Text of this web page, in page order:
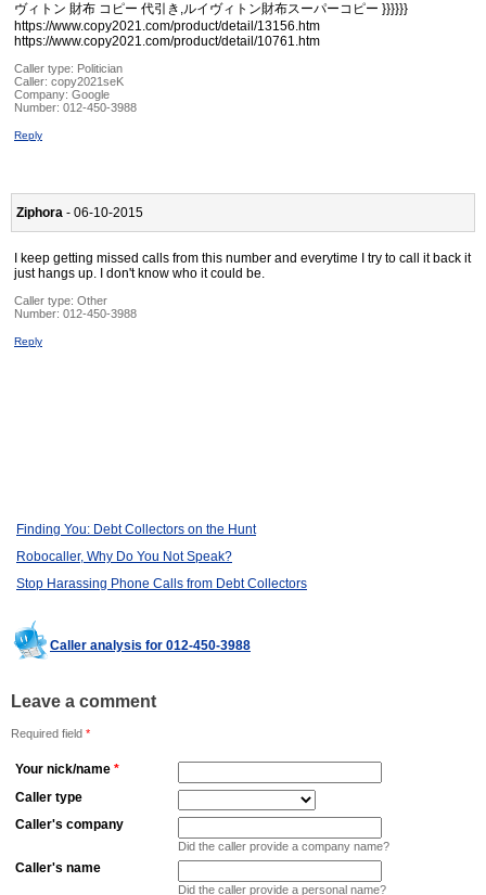
ヴィトン 財布 コピー 代引き,ルイヴィトン財布スーパーコピー }}}}}}
https://www.copy2021.com/product/detail/13156.htm
https://www.copy2021.com/product/detail/10761.htm
Caller type: Politician
Caller: copy2021seK
Company: Google
Number: 012-450-3988
Reply
Ziphora - 06-10-2015
I keep getting missed calls from this number and everytime I try to call it back it
just hangs up. I don't know who it could be.
Caller type: Other
Number: 012-450-3988
Reply
Finding You: Debt Collectors on the Hunt
Robocaller, Why Do You Not Speak?
Stop Harassing Phone Calls from Debt Collectors
Caller analysis for 012-450-3988
Leave a comment
Required field *
Your nick/name *
Caller type
Caller's company
Did the caller provide a company name?
Caller's name
Did the caller provide a personal name?